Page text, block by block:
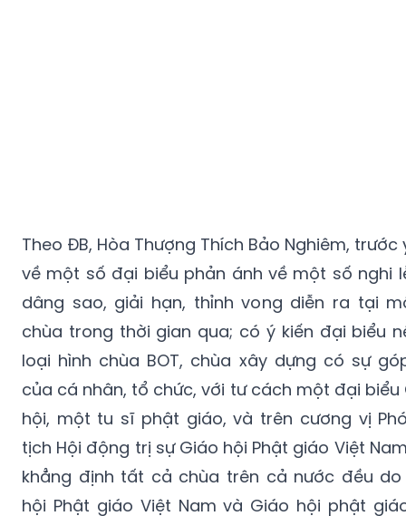
dâng sao, giải hạn, thỉnh vong diễn ra tại
chùa trong thời gian qua; có ý kiến đại biểu
loại hình chùa BOT, chùa xây dựng có sự
của cá nhân, tổ chức, với tư cách một đại biểu
hội, một tu sĩ phật giáo, và trên cương vị
tịch Hội động trị sự Giáo hội Phật giáo Việt
khẳng định tất cả chùa trên cả nước đều do
hội Phật giáo Việt Nam và Giáo hội phật
địa phương cùng nhân dân xây dựng quản lý.